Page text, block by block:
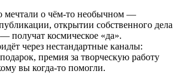
мечтали о чём-то необычном —
открытии собственного дела
получат космическое «да».
через нестандартные каналы:
премия за творческую работу
вы когда-то помогли.